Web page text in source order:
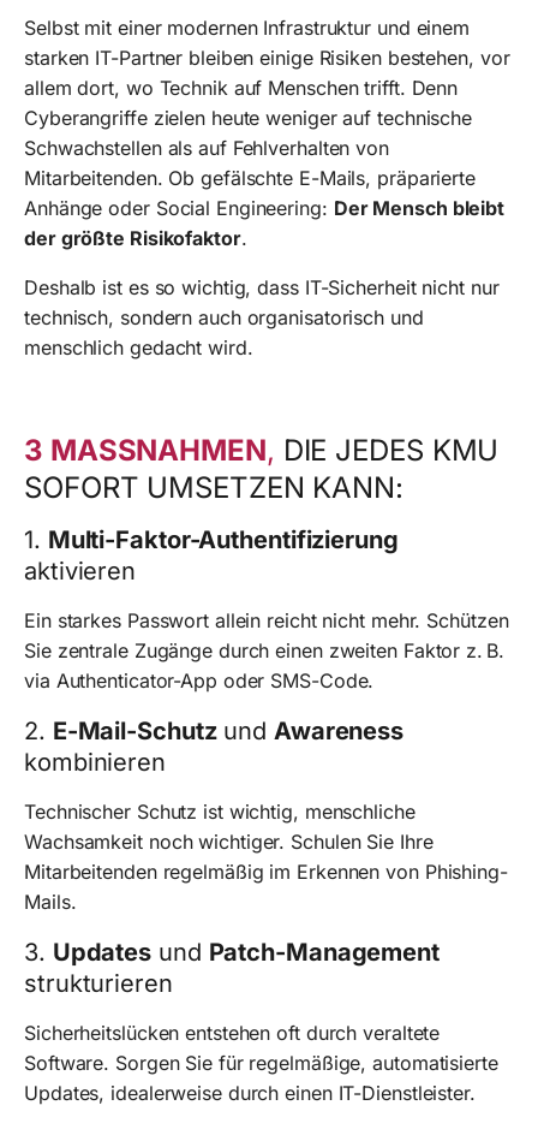
Selbst mit einer modernen Infrastruktur und einem
starken IT-Partner bleiben einige Risiken bestehen, vor
allem dort, wo Technik auf Menschen trifft. Denn
Cyberangriffe zielen heute weniger auf technische
Schwachstellen als auf Fehlverhalten von
Mitarbeitenden. Ob gefälschte E-Mails, präparierte
Anhänge oder Social Engineering: Der Mensch bleibt
der größte Risikofaktor.
Deshalb ist es so wichtig, dass IT-Sicherheit nicht nur
technisch, sondern auch organisatorisch und
menschlich gedacht wird.
3 MASSNAHMEN , DIE JEDES KMU
SOFORT UMSETZEN KANN:
1. Multi-Faktor-Authentifizierung
aktivieren
Ein starkes Passwort allein reicht nicht mehr. Schützen
Sie zentrale Zugänge durch einen zweiten Faktor z. B.
via Authenticator-App oder SMS-Code.
2. E-Mail-Schutzund Awareness
kombinieren
Technischer Schutz ist wichtig, menschliche
Wachsamkeit noch wichtiger. Schulen Sie Ihre
Mitarbeitenden regelmäßig im Erkennen von Phishing-
Mails.
3. Updates und Patch-Management
strukturieren
Sicherheitslücken entstehen oft durch veraltete
Software. Sorgen Sie für regelmäßige, automatisierte
Updates, idealerweise durch einen IT-Dienstleister.